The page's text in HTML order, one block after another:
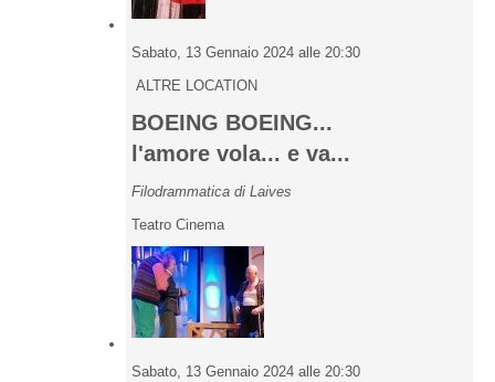
Sabato, 13 Gennaio 2024 alle 20:30
ALTRE LOCATION
BOEING BOEING...
l'amore vola... e va...
Filodrammatica di Laives
Teatro Cinema
Sabato, 13 Gennaio 2024 alle 20:30